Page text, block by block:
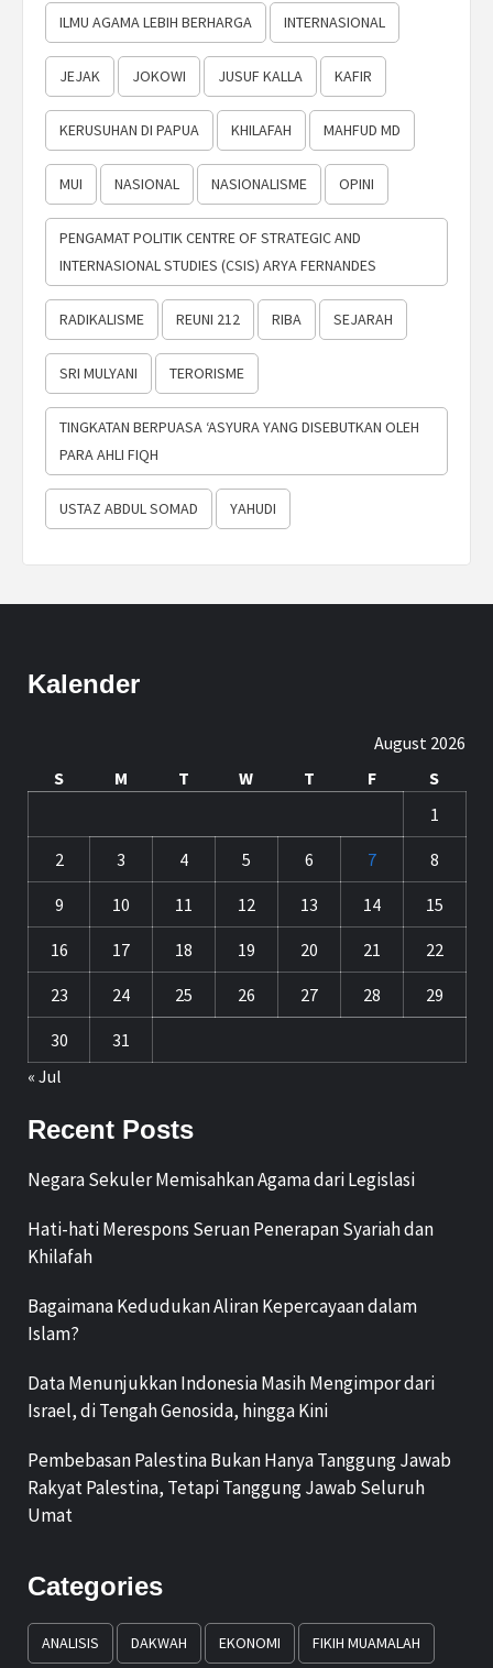
ILMU AGAMA LEBIH BERHARGA INTERNASIONAL
JEJAK JOKOWI JUSUF KALLA KAFIR
KERUSUHAN DI PAPUA KHILAFAH MAHFUD MD
MUI NASIONAL NASIONALISME OPINI
PENGAMAT POLITIK CENTRE OF STRATEGIC AND
INTERNASIONAL STUDIES (CSIS) ARYA FERNANDES
RADIKALISME REUNI 212 RIBA SEJARAH
SRI MULYANI TERORISME
TINGKATAN BERPUASA ‘ASYURA YANG DISEBUTKAN OLEH
PARA AHLI FIQH
USTAZ ABDUL SOMAD YAHUDI
Kalender
August 2026
S
M T W T F
S
1
2 3 4 5 6 7 8
9 10 11 12 13 14 15
16 17 18 19 20 21 22
23 24 25 26 27 28 29
30
31
« Jul
Recent Posts
Negara Sekuler Memisahkan Agama dari Legislasi
Hati-hati Merespons Seruan Penerapan Syariah dan
Khilafah
Bagaimana Kedudukan Aliran Kepercayaan dalam
Islam?
Data Menunjukkan Indonesia Masih Mengimpor dari
Israel, di Tengah Genosida, hingga Kini
Pembebasan Palestina Bukan Hanya Tanggung Jawab
Rakyat Palestina, Tetapi Tanggung Jawab Seluruh
Umat
Categories
ANALISIS DAKWAH EKONOMI FIKIH MUAMALAH